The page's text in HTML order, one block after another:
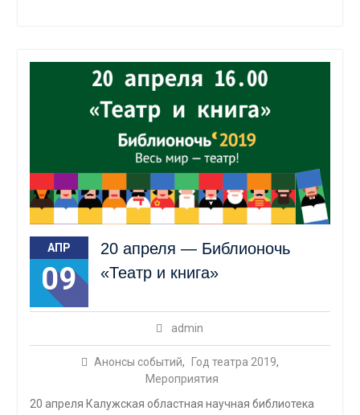
АПР
09
20 апреля — Библионочь
«Театр и книга»
admin
Анонсы событий, Год театра 2019,
Мероприятия
20 апреля Калужская областная научная библиотека